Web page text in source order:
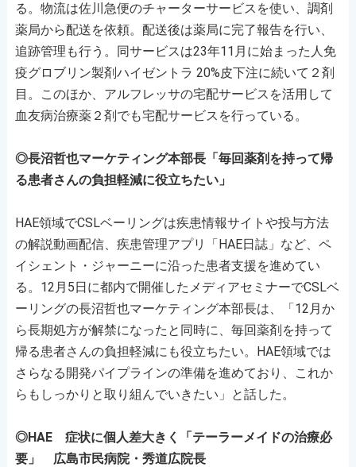
る。物流は佐川急便のチャーターサービスを使い、調剤
薬局から配送を依頼。配送後は薬局に完了報告を行い、
追跡管理も行う。同サービスは23年11月に始まった人免
疫グロブリン製剤ハイゼントラ 20%皮下注に続いて２剤
目。このほか、アルフレッサの宅配サービスを活用して
血友病治療薬２剤でも宅配サービスを行っている。
◎長沼哲也マーケティング本部長「毎回薬剤を持って帰
る患者さんの負担軽減に役立ちたい」
HAE領域でCSLベーリングは疾患情報サイトや投与方法
の解説動画配信、疾患管理アプリ「HAE日誌」など、ペ
イシェント・ジャーニーに沿った患者支援を進めてい
る。12月5日に都内で開催したメディアセミナーでCSLベ
ーリングの長沼哲也マーケティング本部長は、「12月か
ら長期処方が解禁になったと同時に、毎回薬剤を持って
帰る患者さんの負担軽減にも役立ちたい。HAE領域では
さらなる開発パイプラインの準備を進めており、これか
らもしっかりと取り組んでいきたい」と話した。
◎HAE 症状に個人差大きく「テーラーメイドの治療必
要」 広島市民病院・秀道広院長